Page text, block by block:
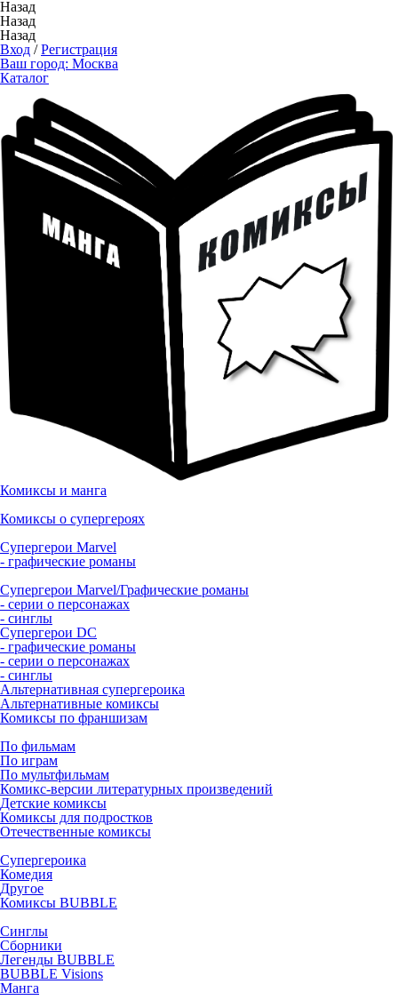
Назад
Назад
Назад
Вход /Регистрация
Ваш город: Москва
Каталог
Комиксы и манга
Комиксы о супергероях
Супергерои Marvel
- графические романы
Супергерои Marvel/Графические романы
- серии о персонажах
- синглы
Супергерои DC
- графические романы
- серии о персонажах
- синглы
Альтернативная супергероика
Альтернативные комиксы
Комиксы по франшизам
По фильмам
По играм
По мультфильмам
Комикс-версии литературных произведений
Детские комиксы
Комиксы для подростков
Отечественные комиксы
Супергероика
Комедия
Другое
Комиксы BUBBLE
Синглы
Сборники
Легенды BUBBLE
BUBBLE Visions
Манга